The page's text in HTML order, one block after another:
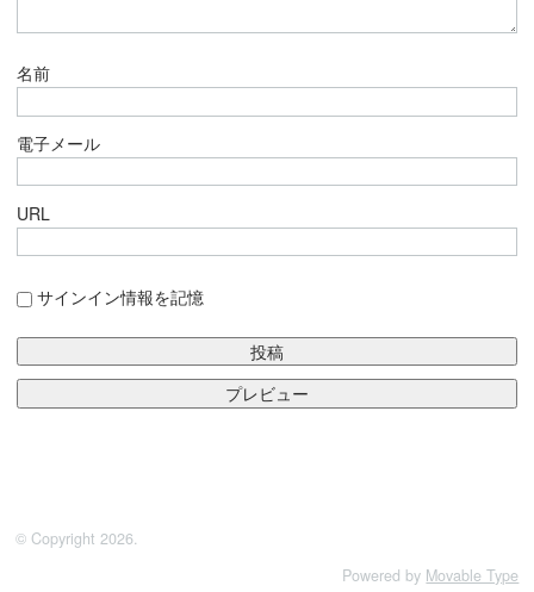
名前
電子メール
URL
サインイン情報を記憶
© Copyright 2026.
Powered by Movable Type